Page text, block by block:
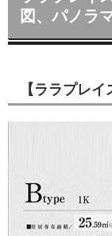
図、パノラ
【ララプレ